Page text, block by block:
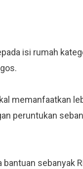
isi rumah
memanfaatkan
peruntukan
sebanyak